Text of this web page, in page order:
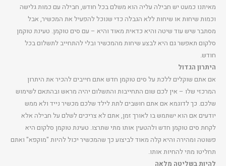
מאיתנו כמעט יש חבילה עליה הוא משלם בכל חודש, חבילה עם כמות גלישה
וכמות שיחות או שיחות ללא הגבלה כדי שנוכל להפעיל את המכשיר, אבל
מסתבר שיש עוד שיטה והיא כדאית מאוד והיא – עם סים טוקמן. טעינת טוקמן
סלקום תאפשר גם היא לבצע שיחות מהמכשיר ובלי להתחייב לתשלום בכל
חודש.
היתרון הגדול
אם אתם שוקלים ללכת על סים טוקמן חדש אתם חייבים להכיר את היתרון
המרכזי שלו – אין לכם שום התחייבות והתשלום יהיה מראש ובהתאם לשימוש
שלכם. כך לדוגמא אם אתם חושבים לתת לילד שלכם מכשיר נייד ולא ממש
יודעים אם הוא ישתמש בו לאורך זמן, אתם לא צריכים לשלם על חבילה אלא
לקחת סים טוקמן חדש ולהטעין אותו מתי שתרצו. טעינת טוקמן סלקום היא
פשוטה ומהירה והיא קלה מאוד לביצוע כך שהמכשיר יכול להיות "מוקפא" ואתם
תחליטו מתי להחיות אותו.
להיות בשליטה מלאה